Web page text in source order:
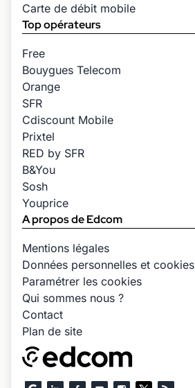
Carte de débit mobile
Top opérateurs
Free
Bouygues Telecom
Orange
SFR
Cdiscount Mobile
Prixtel
RED by SFR
B&You
Sosh
Youprice
A propos de Edcom
Mentions légales
Données personnelles et cookies
Paramétrer les cookies
Qui sommes nous ?
Contact
Plan de site